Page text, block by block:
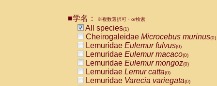
■学名： ※複数選択可・or検索
All species(1)
Cheirogaleidae Microcebus murinus(0)
Lemuridae Eulemur fulvus(0)
Lemuridae Eulemur macaco(0)
Lemuridae Eulemur mongoz(0)
Lemuridae Lemur catta(0)
Lemuridae Varecia variegata(0)